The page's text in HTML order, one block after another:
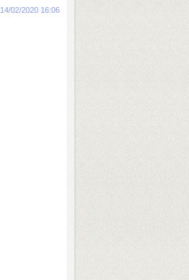
14/02/2020 16:06